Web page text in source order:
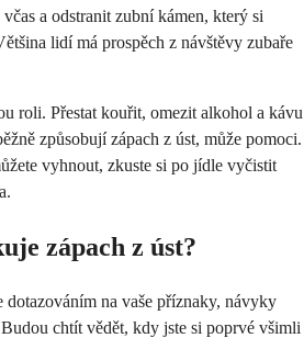
a odstranit zubní kámen, který si
lidí má prospěch z návštěvy zubaře
roli. Přestat kouřit, omezit alkohol a kávu
způsobují zápach z úst, může pomoci.
vyhnout, zkuste si po jídle vyčistit
zápach z úst?
dotazováním na vaše příznaky, návyky
chtít vědět, kdy jste si poprvé všimli